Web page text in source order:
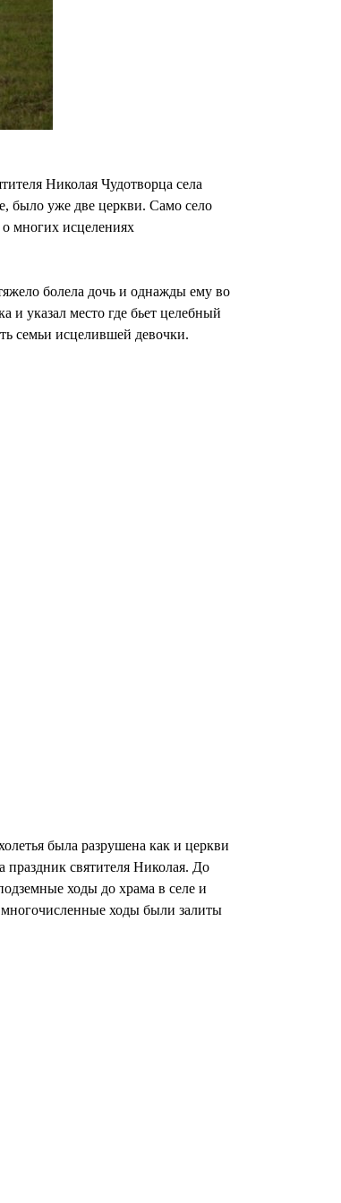
Николая Чудотворца села
было уже две церкви. Само село
многих исцелениях
болела дочь и однажды ему во
и указал место где бьет целебный
семьи исцелившей девочки.
была разрушена как и церкви
праздник святителя Николая. До
ходы до храма в селе и
многочисленные ходы были залиты